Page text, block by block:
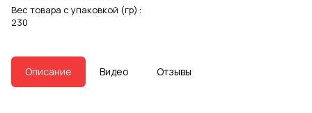
Вес товара с упаковкой (гр) :
230
Описание Видео Отзывы